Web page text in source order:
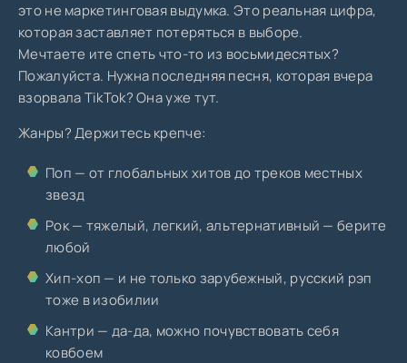
это не маркетинговая выдумка. Это реальная цифра,
которая заставляет потеряться в выборе.
Мечтаете ите спеть что-то из восьмидесятых?
Пожалуйста. Нужна последняя песня, которая вчера
взорвала TikTok? Она уже тут.
Жанры? Держитесь крепче:
Поп — от глобальных хитов до треков местных
звезд
Рок — тяжелый, легкий, альтернативный — берите
любой
Хип-хоп — и не только зарубежный, русский рэп
тоже в изобилии
Кантри — да-да, можно почувствовать себя
ковбоем